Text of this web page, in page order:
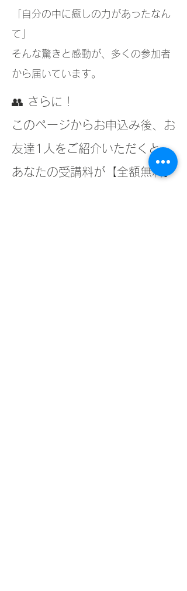
「自分の中に癒しの力があったなん
て」
そんな驚きと感動が、多くの参加者
から届いています。
👥 さらに！
このページからお申込み後、お
友達1人をご紹介いただくと、
あなたの受講料が【全額無料】